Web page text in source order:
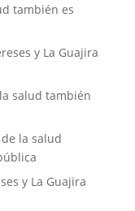
también es
y La Guajira
salud también
la salud
y La Guajira